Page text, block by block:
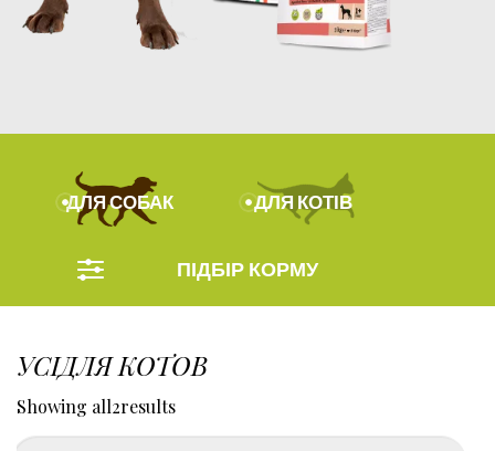
ДЛЯ СОБАК ДЛЯ КОТІВ
ПІДБІР КОРМУ
УСІДЛЯ КОТОВ
Showing all2results